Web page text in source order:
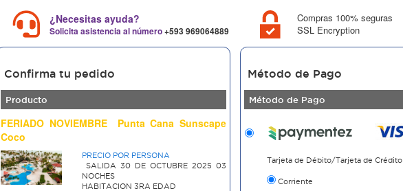
¿Necesitas ayuda?
Solicita asistencia al número+593 969064889
Compras 100% seguras
SSL Encryption
Confirma tu pedido
Producto
FERIADO NOVIEMBRE Punta Cana Sunscape
Coco
PRECIO POR PERSONA
SALIDA 30 DE OCTUBRE 2025 03
NOCHES
HABITACION 3RA EDAD
Método de Pago
Método de Pago
Tarjeta de Débito/Tarjeta de Crédito
Corriente